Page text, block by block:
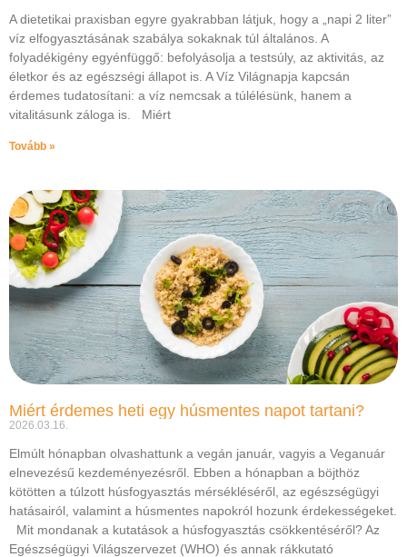
A dietetikai praxisban egyre gyakrabban látjuk, hogy a „napi 2 liter”
víz elfogyasztásának szabálya sokaknak túl általános. A
folyadékigény egyénfüggő: befolyásolja a testsúly, az aktivitás, az
életkor és az egészségi állapot is. A Víz Világnapja kapcsán
érdemes tudatosítani: a víz nemcsak a túlélésünk, hanem a
vitalitásunk záloga is. Miért
Tovább »
Miért érdemes heti egy húsmentes napot tartani?
2026.03.16.
Elmúlt hónapban olvashattunk a vegán január, vagyis a Veganuár
elnevezésű kezdeményezésről. Ebben a hónapban a böjthöz
kötötten a túlzott húsfogyasztás mérsékléséről, az egészségügyi
hatásairól, valamint a húsmentes napokról hozunk érdekességeket.
Mit mondanak a kutatások a húsfogyasztás csökkentéséről? Az
Egészségügyi Világszervezet (WHO) és annak rákkutató